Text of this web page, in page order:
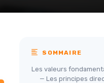
SOMMAIRE
Les valeurs
— Les principes